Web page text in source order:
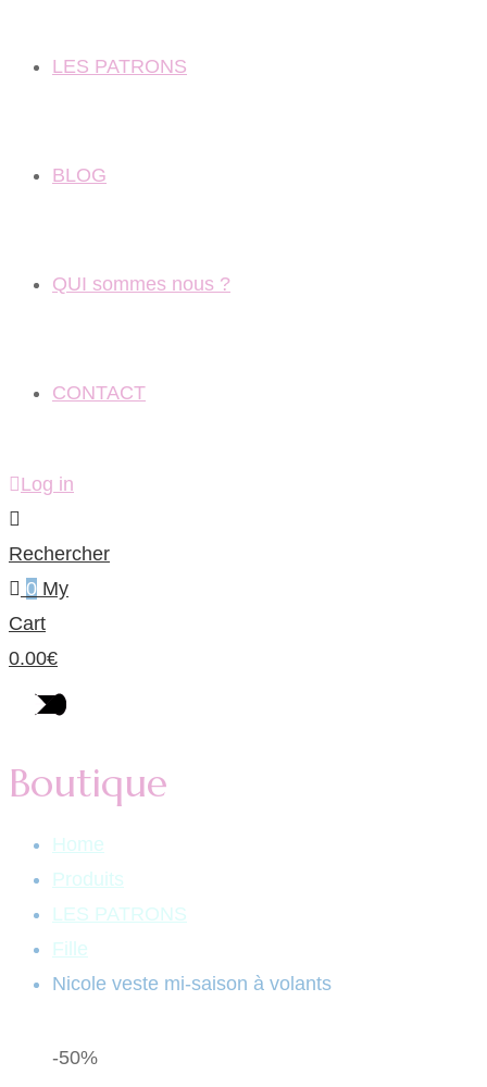
LES PATRONS
BLOG
QUI sommes nous ?
CONTACT
Log in
Rechercher
0 My
Cart
0.00€
Boutique
Home
Produits
LES PATRONS
Fille
Nicole veste mi-saison à volants
-50%